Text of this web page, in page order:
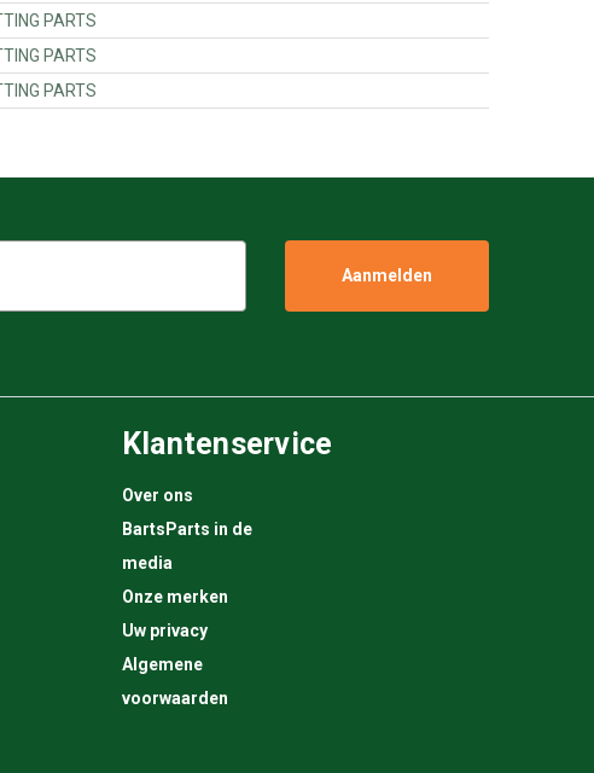
- W21CS07975 - FITTING PARTS
- W21CS07743 - FITTING PARTS
- W21CS07702 - FITTING PARTS
Klantenservice
Over ons
BartsParts in de
media
Onze merken
Uw privacy
Algemene
voorwaarden